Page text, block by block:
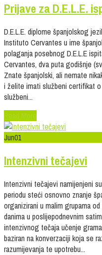
Prijave za D.E.L.E.
D.E.L.E. diplome španjolskog
Instituto Cervantes u ime
polaganja posebnog D.E.L.E
Cervantes, dva puta godišnje
Znate španjolski, ali nemate
i želite imati službeni certifikat
službeni...
Read More
Jun01
Intenzivni tečajevi
Intenzivni tečajevi namijenjeni
periodu steći osnovno znanje
organizirani u malim grupama
danima u poslijepodnevnim
intenzivnog tečaja učenje
baziran na konverzaciji koja se
razumijevanja te upotrebu...